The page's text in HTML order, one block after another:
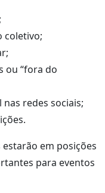
coletivo;
ou “fora do
redes sociais;
em posições
para eventos